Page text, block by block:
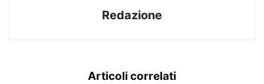
Redazione
Articoli correlati